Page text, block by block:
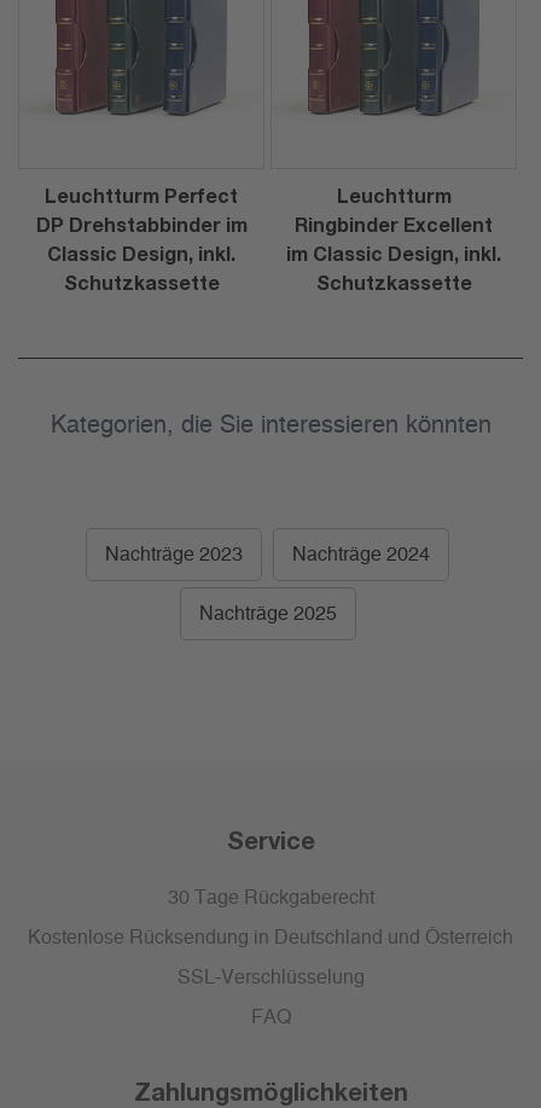
Leuchtturm Perfect
DP Drehstabbinder im
Classic Design, inkl.
Schutzkassette
Leuchtturm
Ringbinder Excellent
im Classic Design, inkl.
Schutzkassette
Kategorien, die Sie interessieren könnten
Nachträge 2023 Nachträge 2024
Nachträge 2025
Service
30 Tage Rückgaberecht
Kostenlose Rücksendung in Deutschland und Österreich
SSL-Verschlüsselung
FAQ
Zahlungsmöglichkeiten